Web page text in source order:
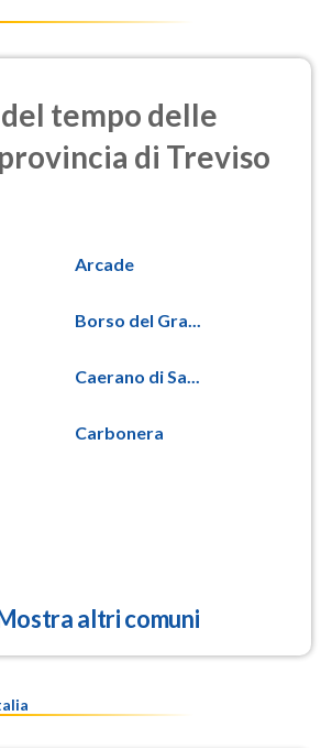
tempo delle
di Treviso
Arcade
Borso del Gra...
Caerano di Sa...
Carbonera
altri comuni